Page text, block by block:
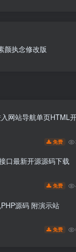
颜执念修改版
网站导航单页HTML
免费
口最新开源源码下载
免费
源码 附演示站
免费